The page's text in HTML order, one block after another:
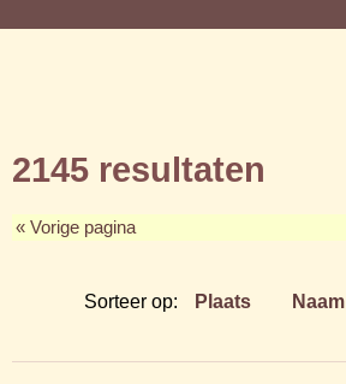
2145 resultaten
« Vorige pagina
Sorteer op: Plaats Naam